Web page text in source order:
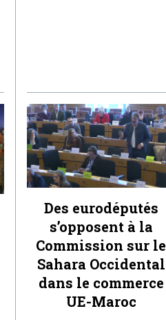
Des eurodéputés
s’opposent à la
Commission sur le
Sahara Occidental
dans le commerce
UE-Maroc